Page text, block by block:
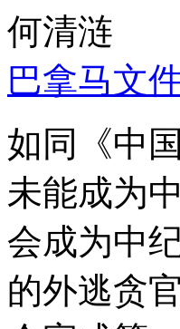
何清涟
巴拿马文
如同《中
未能成为
会成为中
的外逃贪